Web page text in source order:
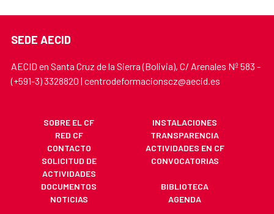
SEDE AECID
AECID en Santa Cruz de la Sierra (Bolivia), C/ Arenales Nº 583 -
(+591-3) 3328820 | centrodeformacionscz@aecid.es
SOBRE EL CF
INSTALACIONES
RED CF
TRANSPARENCIA
CONTACTO
ACTIVIDADES EN CF
SOLICITUD DE
ACTIVIDADES
CONVOCATORIAS
DOCUMENTOS
BIBLIOTECA
NOTICIAS
AGENDA